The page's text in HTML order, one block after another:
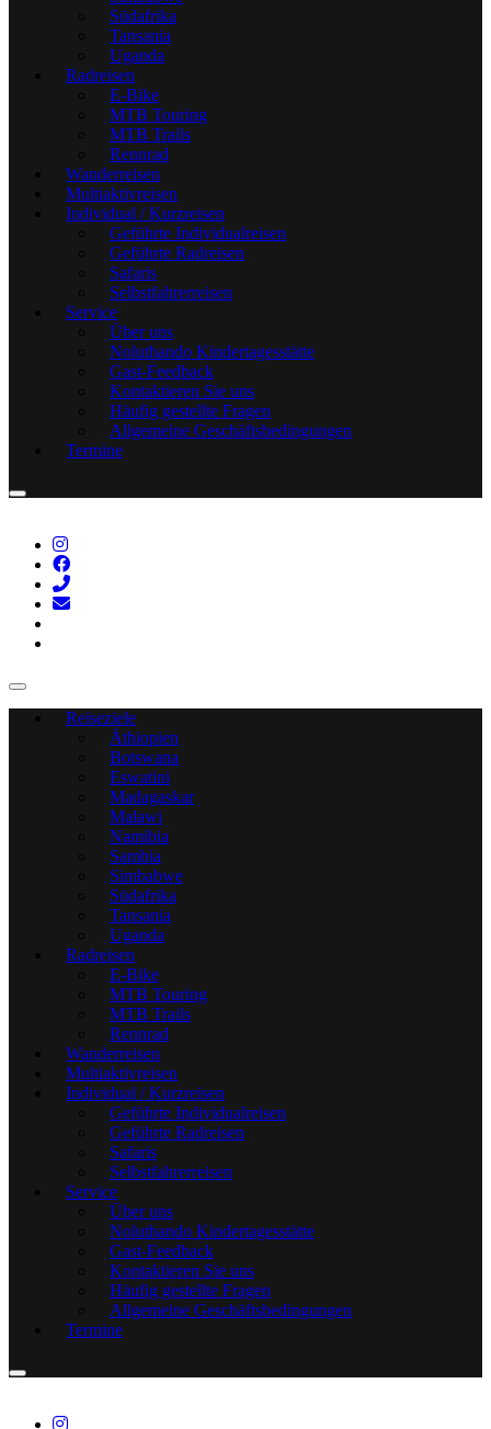
Südafrika
Tansania
Uganda
Radreisen
E-Bike
MTB Touring
MTB Trails
Rennrad
Wanderreisen
Multiaktivreisen
Individual / Kurzreisen
Geführte Individualreisen
Geführte Radreisen
Safaris
Selbstfahrerreisen
Service
Über uns
Noluthando Kindertagesstätte
Gast-Feedback
Kontaktieren Sie uns
Häufig gestellte Fragen
Allgemeine Geschäftsbedingungen
Termine
Reiseziele
Äthiopien
Botswana
Eswatini
Madagaskar
Malawi
Namibia
Sambia
Simbabwe
Südafrika
Tansania
Uganda
Radreisen
E-Bike
MTB Touring
MTB Trails
Rennrad
Wanderreisen
Multiaktivreisen
Individual / Kurzreisen
Geführte Individualreisen
Geführte Radreisen
Safaris
Selbstfahrerreisen
Service
Über uns
Noluthando Kindertagesstätte
Gast-Feedback
Kontaktieren Sie uns
Häufig gestellte Fragen
Allgemeine Geschäftsbedingungen
Termine